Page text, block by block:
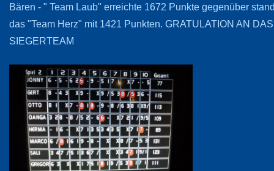
Bären - " Team Laub" erreichte 1672 Punkte gegenüber
das "Team Herz" mit 1421 Punkten. GRATULATION AN DAS
SIEGERTEAM